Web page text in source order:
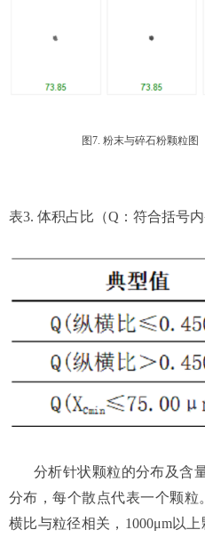
图7. 粉末与碎石粉颗粒图
表3. 体积占比（Q：符合括号
分析针状颗粒的分布及含
分布，每个散点代表一个颗粒
横比与粒径相关，1000μm以